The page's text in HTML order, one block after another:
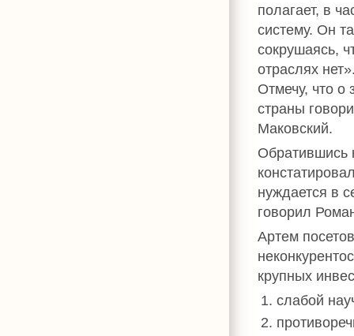
полагает, в
систему. Он
сокрушаясь,
отраслях
Отмечу, что о
страны
Маковский.
Обратившись
нуждается в
говорил
Артем
крупных
слабой